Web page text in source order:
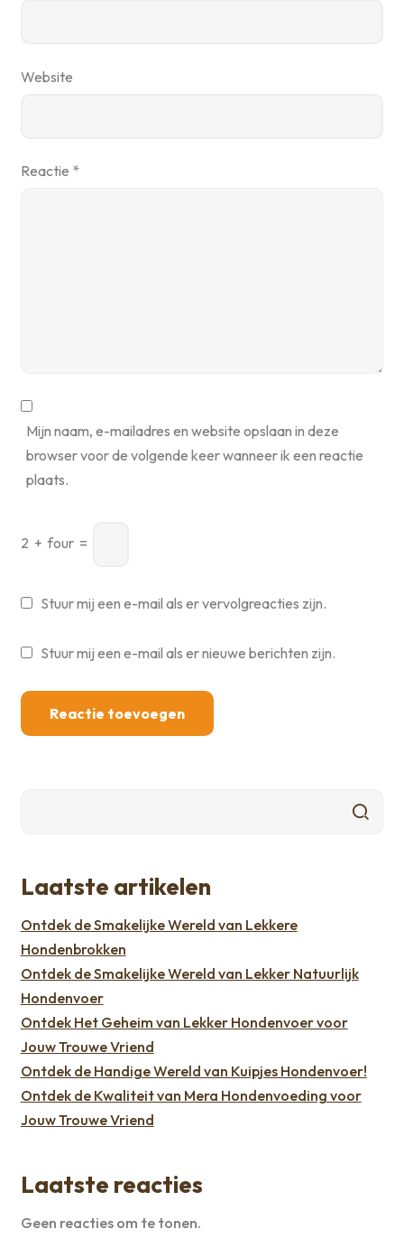
Website
Reactie *
Mijn naam, e-mailadres en website opslaan in deze
browser voor de volgende keer wanneer ik een reactie
plaats.
2 + four =
Stuur mij een e-mail als er vervolgreacties zijn.
Stuur mij een e-mail als er nieuwe berichten zijn.
Laatste artikelen
Ontdek de Smakelijke Wereld van Lekkere
Hondenbrokken
Ontdek de Smakelijke Wereld van Lekker Natuurlijk
Hondenvoer
Ontdek Het Geheim van Lekker Hondenvoer voor
Jouw Trouwe Vriend
Ontdek de Handige Wereld van Kuipjes Hondenvoer!
Ontdek de Kwaliteit van Mera Hondenvoeding voor
Jouw Trouwe Vriend
Laatste reacties
Geen reacties om te tonen.